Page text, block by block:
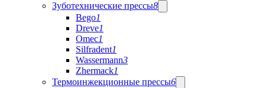
Зуботехнические прессы8
Bego1
Dreve1
Omec1
Silfradent1
Wassermann3
Zhermack1
Термоинжекционные прессы6